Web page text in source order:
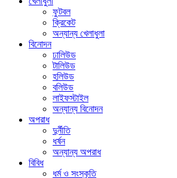
ফুটবল
ক্রিকেট
অন্যান্য খেলাধুলা
বিনোদন
ঢালিউড
টালিউড
হলিউড
বলিউড
লাইফস্টাইল
অন্যান্য বিনোদন
অপরাধ
দুর্নীতি
ধর্ষন
অন্যান্য অপরাধ
বিবিধ
ধর্ম ও সংস্কৃতি